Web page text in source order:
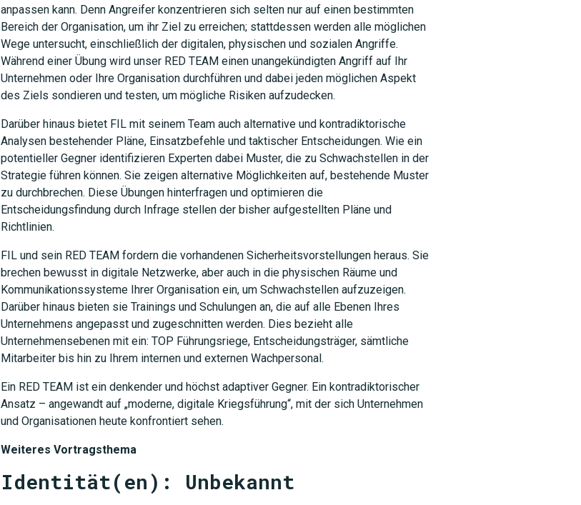
anpassen kann. Denn Angreifer konzentrieren sich selten nur auf einen bestimmten
Bereich der Organisation, um ihr Ziel zu erreichen; stattdessen werden alle möglichen
Wege untersucht, einschließlich der digitalen, physischen und sozialen Angriffe.
Während einer Übung wird unser RED TEAM einen unangekündigten Angriff auf Ihr
Unternehmen oder Ihre Organisation durchführen und dabei jeden möglichen Aspekt
des Ziels sondieren und testen, um mögliche Risiken aufzudecken.
Darüber hinaus bietet FIL mit seinem Team auch alternative und kontradiktorische
Analysen bestehender Pläne, Einsatzbefehle und taktischer Entscheidungen. Wie ein
potentieller Gegner identifizieren Experten dabei Muster, die zu Schwachstellen in der
Strategie führen können. Sie zeigen alternative Möglichkeiten auf, bestehende Muster
zu durchbrechen. Diese Übungen hinterfragen und optimieren die
Entscheidungsfindung durch Infrage stellen der bisher aufgestellten Pläne und
Richtlinien.
FIL und sein RED TEAM fordern die vorhandenen Sicherheitsvorstellungen heraus. Sie
brechen bewusst in digitale Netzwerke, aber auch in die physischen Räume und
Kommunikationssysteme Ihrer Organisation ein, um Schwachstellen aufzuzeigen.
Darüber hinaus bieten sie Trainings und Schulungen an, die auf alle Ebenen Ihres
Unternehmens angepasst und zugeschnitten werden. Dies bezieht alle
Unternehmensebenen mit ein: TOP Führungsriege, Entscheidungsträger, sämtliche
Mitarbeiter bis hin zu Ihrem internen und externen Wachpersonal.
Ein RED TEAM ist ein denkender und höchst adaptiver Gegner. Ein kontradiktorischer
Ansatz – angewandt auf „moderne, digitale Kriegsführung“, mit der sich Unternehmen
und Organisationen heute konfrontiert sehen.
Weiteres Vortragsthema
Identität(en): Unbekannt